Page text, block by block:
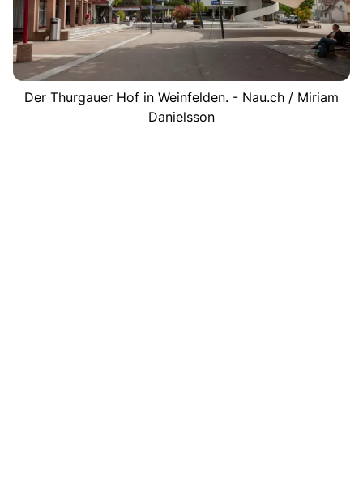
Der Thurgauer Hof in Weinfelden. - Nau.ch / Miriam
Danielsson